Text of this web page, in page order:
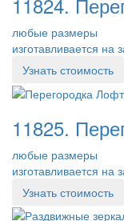
любые размеры
изготавливается на
Узнать стоимость
11825.
любые размеры
изготавливается на
Узнать стоимость